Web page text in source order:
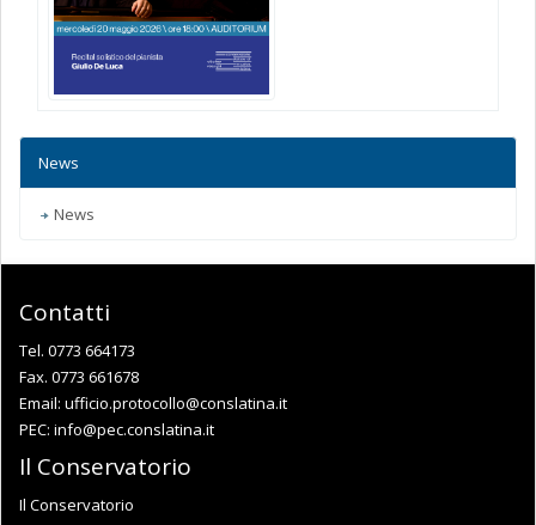
News
News
Contatti
Tel. 0773 664173
Fax. 0773 661678
Email: ufficio.protocollo@conslatina.it
PEC: info@pec.conslatina.it
Il Conservatorio
Il Conservatorio